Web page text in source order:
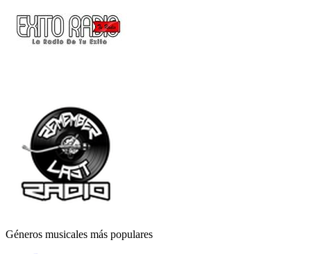
Géneros musicales más populares